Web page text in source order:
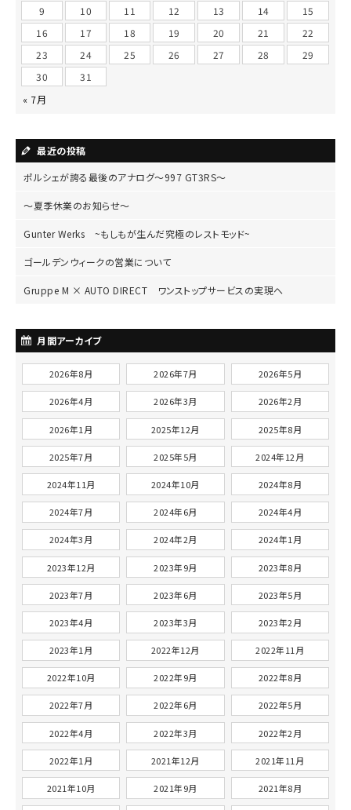
9
10 11 12 13 14
15
16
17 18 19 20 21
22
23
24 25 26 27 28
29
30
31
« 7月
最近の投稿
ポルシェが誇る最後のアナログ～997 GT3RS～
～夏季休業のお知らせ～
Gunter Werks ~もしもが生んだ究極のレストモッド~
ゴールデンウィークの営業について
Gruppe M × AUTO DIRECT ワンストップサービスの実現へ
月間アーカイブ
2026年8月 2026年7月 2026年5月
2026年4月 2026年3月 2026年2月
2026年1月 2025年12月 2025年8月
2025年7月 2025年5月 2024年12月
2024年11月 2024年10月 2024年8月
2024年7月 2024年6月 2024年4月
2024年3月 2024年2月 2024年1月
2023年12月 2023年9月 2023年8月
2023年7月 2023年6月 2023年5月
2023年4月 2023年3月 2023年2月
2023年1月 2022年12月 2022年11月
2022年10月 2022年9月 2022年8月
2022年7月 2022年6月 2022年5月
2022年4月 2022年3月 2022年2月
2022年1月 2021年12月 2021年11月
2021年10月 2021年9月 2021年8月